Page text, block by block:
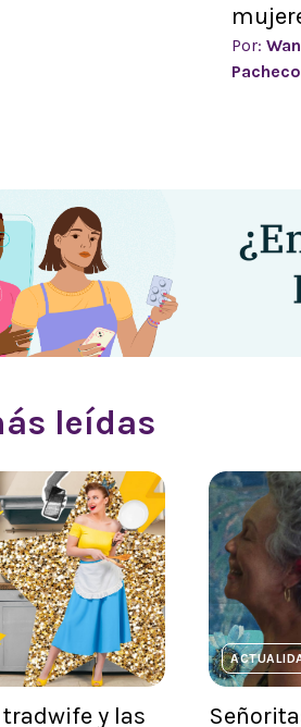
Por:
Pacheco
leídas
tradwife y las